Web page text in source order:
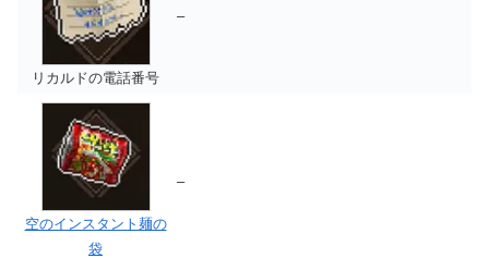
リカルドの電話番号
–
空のインスタント麺の
袋
–